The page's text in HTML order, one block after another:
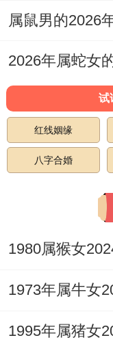
试
红线姻缘
八字合婚